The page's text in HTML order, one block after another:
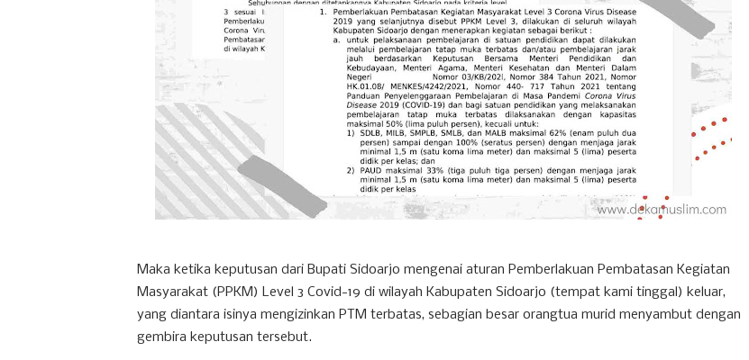
Maka ketika keputusan dari Bupati Sidoarjo mengenai aturan Pemberlakuan Pembatasan Kegiatan
Masyarakat (PPKM) Level 3 Covid-19 di wilayah Kabupaten Sidoarjo (tempat kami tinggal) keluar,
yang diantara isinya mengizinkan PTM terbatas, sebagian besar orangtua murid menyambut dengan
gembira keputusan tersebut.